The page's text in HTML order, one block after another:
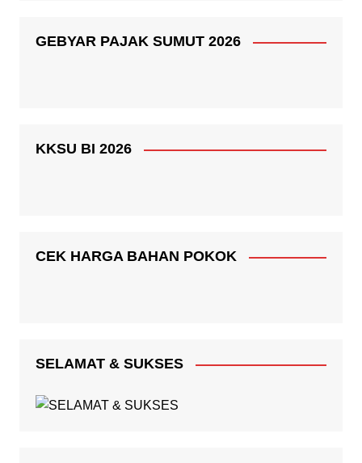
GEBYAR PAJAK SUMUT 2026
KKSU BI 2026
CEK HARGA BAHAN POKOK
SELAMAT & SUKSES